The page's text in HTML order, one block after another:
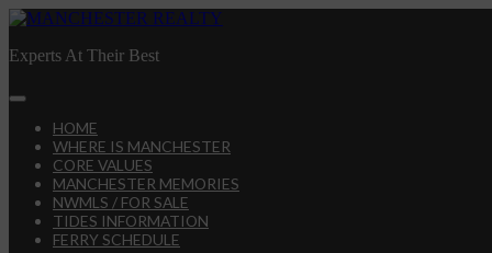
Skip
content
Experts At Their Best
Main
Menu
HOME
WHERE IS MANCHESTER
CORE VALUES
MANCHESTER MEMORIES
NWMLS / FOR SALE
TIDES INFORMATION
FERRY SCHEDULE